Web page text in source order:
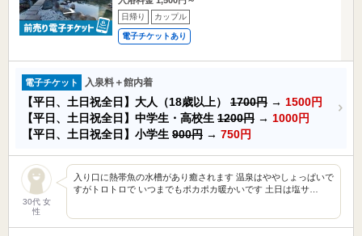
日帰り カップル
電子チケットあり
電子チケット 入泉料＋館内着
【平日、土日祝全日】大人（18歳以上） 1700円 → 1500円
【平日、土日祝全日】中学生・高校生 1200円 → 1000円
【平日、土日祝全日】小学生 900円 → 750円
30代 女
性
入り口に熱帯魚の水槽があり癒されます 温泉はややしょっぱいで
すがトロトロで いつまでもポカポカ暖かいです 土日は塩サ…